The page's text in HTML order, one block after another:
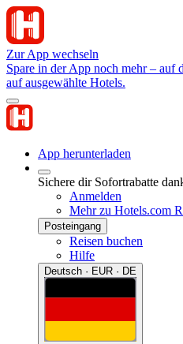
Zur App wechseln
Spare in der App noch mehr – auf
auf ausgewählte Hotels.
App herunterladen
Sichere dir Sofortrabatte
Anmelden
Mehr zu Hotels.com
Posteingang
Reisen buchen
Hilfe
Deutsch · EUR · DE